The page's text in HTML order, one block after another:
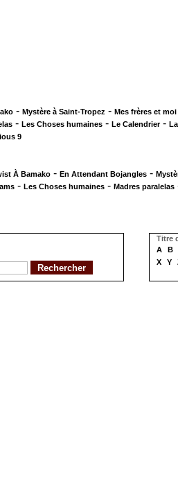
- Mystère à Saint-Tropez - Mes frères et moi
- Les Choses humaines - Le Calendrier-
9
À Bamako - En Attendant Bojangles -
- Les Choses humaines - Madres paralelas
Titre
A
B
X
Y